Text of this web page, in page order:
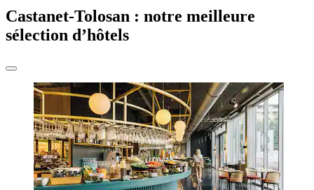
Castanet-Tolosan : notre meilleure
sélection d’hôtels